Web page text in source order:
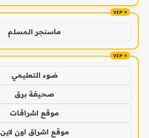
ماسنجر المسلم
ضوء التعليمي
صحيفة برق
موقع اشراقات
موقع اشراق اون لاين